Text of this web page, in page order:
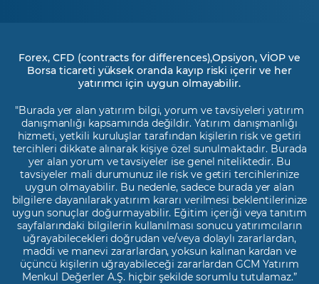
Forex, CFD (contracts for differences),Opsiyon, VİOP ve
Borsa ticareti yüksek oranda kayıp riski içerir ve her
yatırımcı için uygun olmayabilir.
"Burada yer alan yatırım bilgi, yorum ve tavsiyeleri yatırım
danışmanlığı kapsamında değildir. Yatırım danışmanlığı
hizmeti, yetkili kuruluşlar tarafından kişilerin risk ve getiri
tercihleri dikkate alınarak kişiye özel sunulmaktadır. Burada
yer alan yorum ve tavsiyeler ise genel niteliktedir. Bu
tavsiyeler mali durumunuz ile risk ve getiri tercihlerinize
uygun olmayabilir. Bu nedenle, sadece burada yer alan
bilgilere dayanılarak yatırım kararı verilmesi beklentilerinize
uygun sonuçlar doğurmayabilir. Eğitim içeriği veya tanıtım
sayfalarındaki bilgilerin kullanılması sonucu yatırımcıların
uğrayabilecekleri doğrudan ve/veya dolaylı zararlardan,
maddi ve manevi zararlardan, yoksun kalınan kardan ve
üçüncü kişilerin uğrayabileceği zararlardan GCM Yatırım
Menkul Değerler A.Ş. hiçbir şekilde sorumlu tutulamaz.”